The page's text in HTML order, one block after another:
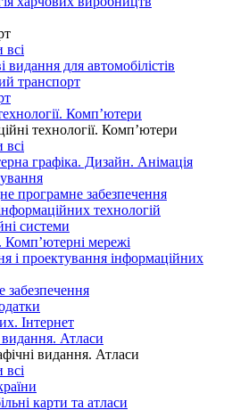
всі
видання для автомобілістів
транспорт
Комп’ютери
технології. Комп’ютери
всі
графіка. Дизайн. Анімація
програмне забезпечення
технологій
системи
Комп’ютерні мережі
і проектування інформаційних
забезпечення
Інтернет
видання. Атласи
видання. Атласи
всі
карти та атласи